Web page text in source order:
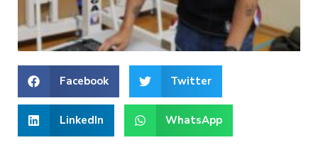
Facebook Twitter
LinkedIn WhatsApp